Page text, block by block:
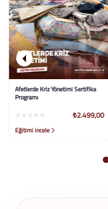
Afetlerde Kriz Yönetimi Sertifika
Programı
₺2.499,00
Eğitimi incele